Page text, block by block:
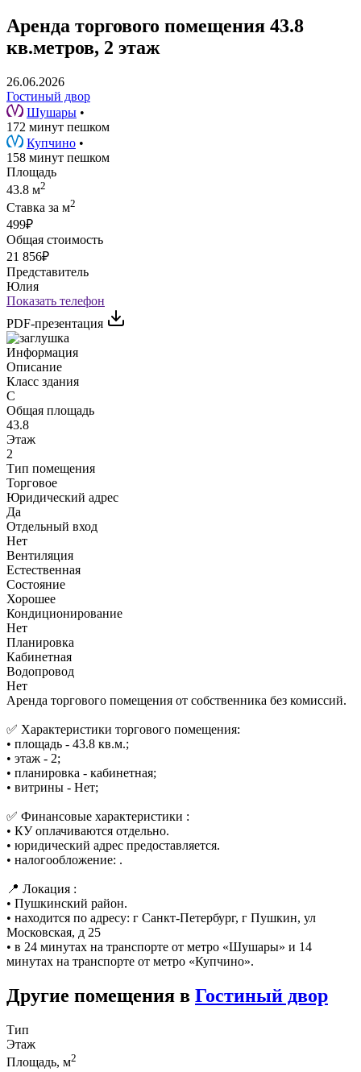
Аренда торгового помещения 43.8
кв.метров, 2 этаж
26.06.2026
Гостиный двор
Шушары •
172 минут пешком
Купчино •
158 минут пешком
Площадь
43.8 м2
Ставка за м2
499₽
Общая стоимость
21 856₽
Представитель
Юлия
Показать телефон
PDF-презентация
Информация
Описание
Класс здания
C
Общая площадь
43.8
Этаж
2
Тип помещения
Торговое
Юридический адрес
Да
Отдельный вход
Нет
Вентиляция
Естественная
Состояние
Хорошее
Кондиционирование
Нет
Планировка
Кабинетная
Водопровод
Нет
Аренда торгового помещения от собственника без комиссий.
✅ Характеристики торгового помещения:
• площадь - 43.8 кв.м.;
• этаж - 2;
• планировка - кабинетная;
• витрины - Нет;
✅ Финансовые характеристики :
• КУ оплачиваются отдельно.
• юридический адрес предоставляется.
• налогообложение: .
📍 Локация :
• Пушкинский район.
• находится по адресу: г Санкт-Петербург, г Пушкин, ул
Московская, д 25
• в 24 минутах на транспорте от метро «Шушары» и 14
минутах на транспорте от метро «Купчино».
Другие помещения в Гостиный двор
Тип
Этаж
Площадь, м2